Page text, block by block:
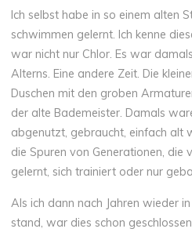
Ich selbst habe in so einem alten
schwimmen gelernt. Ich kenne
war nicht nur Chlor. Es war
Alterns. Eine andere Zeit. Die
Duschen mit den groben
der alte Bademeister. Damals
abgenutzt, gebraucht, einfach alt
die Spuren von Generationen, die
gelernt, sich trainiert oder nur
Als ich dann nach Jahren wieder
stand, war dies schon